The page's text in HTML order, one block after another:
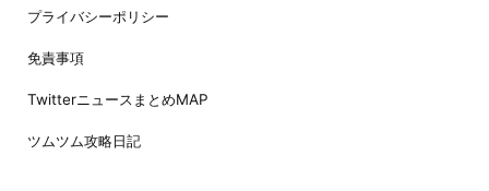
プライバシーポリシー
免責事項
TwitterニュースまとめMAP
ツムツム攻略日記